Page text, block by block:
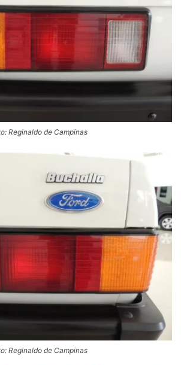
Reginaldo de Campinas
Reginaldo de Campinas